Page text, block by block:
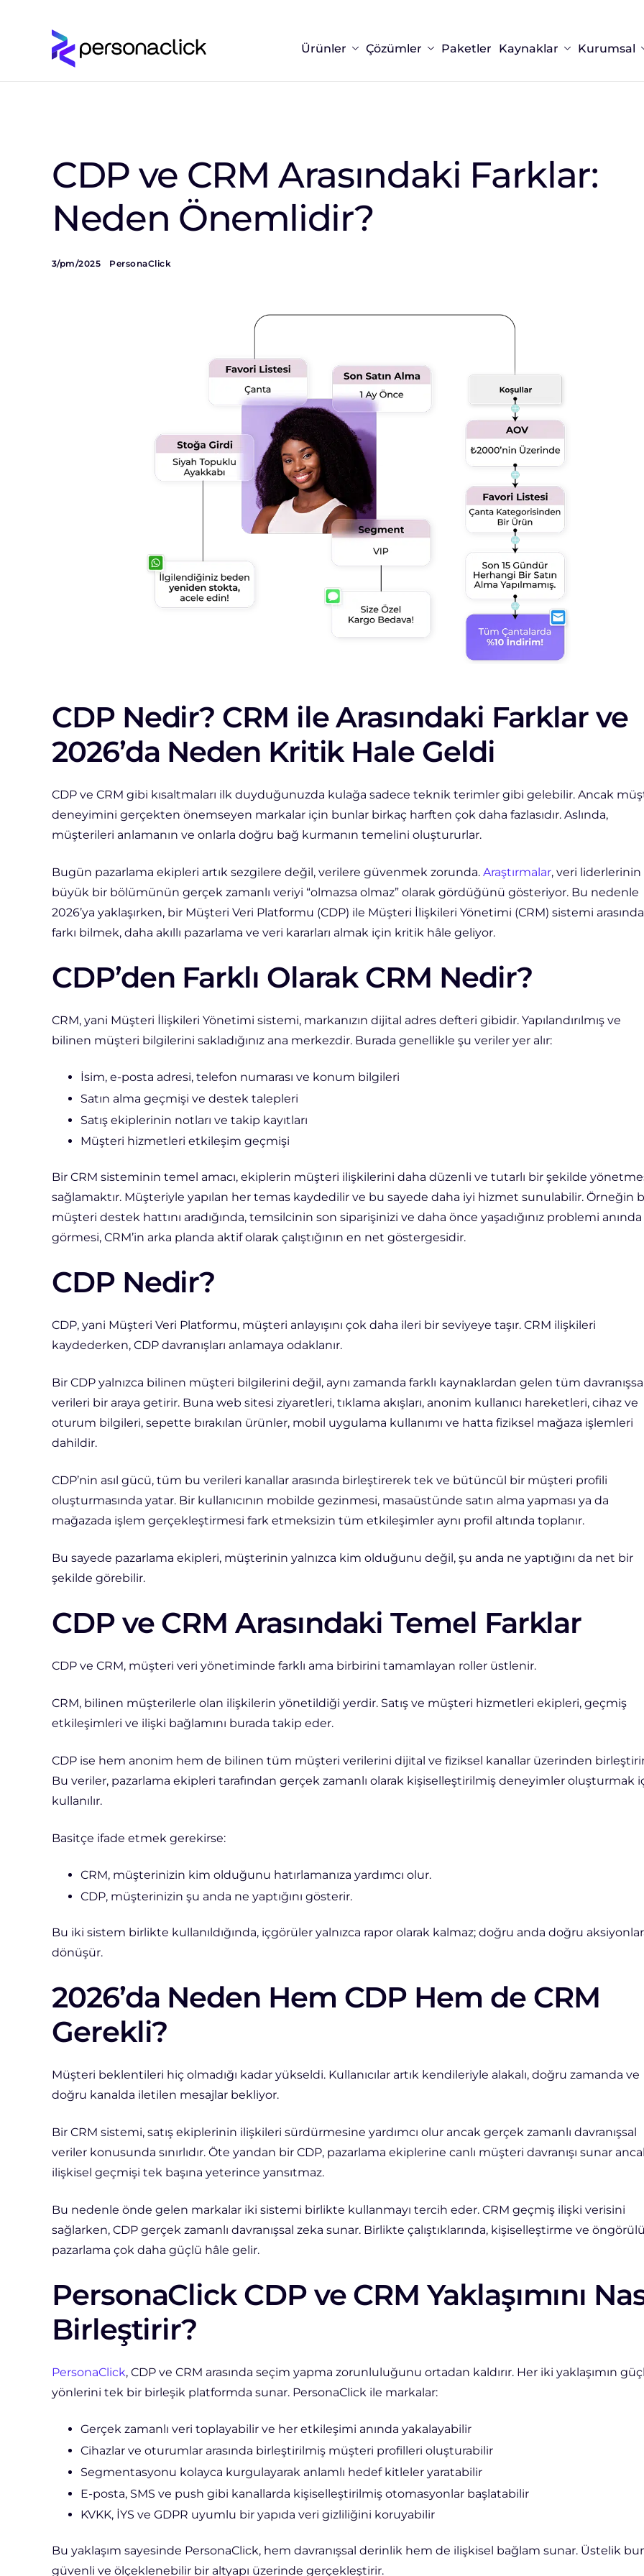
Ürünler Çözümler Paketler Kaynaklar Kurumsal
CDP ve CRM Arasındaki Farklar:
Neden Önemlidir?
3/pm/2025 PersonaClick
CDP Nedir? CRM ile Arasındaki Farklar ve
2026’da Neden Kritik Hale Geldi
CDP ve CRM gibi kısaltmaları ilk duyduğunuzda kulağa sadece teknik terimler gibi gelebilir. Ancak
deneyimini gerçekten önemseyen markalar için bunlar birkaç harften çok daha fazlasıdır. Aslında,
müşterileri anlamanın ve onlarla doğru bağ kurmanın temelini oluştururlar.
Bugün pazarlama ekipleri artık sezgilere değil, verilere güvenmek zorunda. Araştırmalar, veri liderlerinin
büyük bir bölümünün gerçek zamanlı veriyi “olmazsa olmaz” olarak gördüğünü gösteriyor. Bu nedenle
2026’ya yaklaşırken, bir Müşteri Veri Platformu (CDP) ile Müşteri İlişkileri Yönetimi (CRM) sistemi
farkı bilmek, daha akıllı pazarlama ve veri kararları almak için kritik hâle geliyor.
CDP’den Farklı Olarak CRM Nedir?
CRM, yani Müşteri İlişkileri Yönetimi sistemi, markanızın dijital adres defteri gibidir. Yapılandırılmış ve
bilinen müşteri bilgilerini sakladığınız ana merkezdir. Burada genellikle şu veriler yer alır:
İsim, e-posta adresi, telefon numarası ve konum bilgileri
Satın alma geçmişi ve destek talepleri
Satış ekiplerinin notları ve takip kayıtları
Müşteri hizmetleri etkileşim geçmişi
Bir CRM sisteminin temel amacı, ekiplerin müşteri ilişkilerini daha düzenli ve tutarlı bir şekilde
sağlamaktır. Müşteriyle yapılan her temas kaydedilir ve bu sayede daha iyi hizmet sunulabilir. Örneğin
müşteri destek hattını aradığında, temsilcinin son siparişinizi ve daha önce yaşadığınız problemi anında
görmesi, CRM’in arka planda aktif olarak çalıştığının en net göstergesidir.
CDP Nedir?
CDP, yani Müşteri Veri Platformu, müşteri anlayışını çok daha ileri bir seviyeye taşır. CRM ilişkileri
kaydederken, CDP davranışları anlamaya odaklanır.
Bir CDP yalnızca bilinen müşteri bilgilerini değil, aynı zamanda farklı kaynaklardan gelen tüm davranışsal
verileri bir araya getirir. Buna web sitesi ziyaretleri, tıklama akışları, anonim kullanıcı hareketleri, cihaz ve
oturum bilgileri, sepette bırakılan ürünler, mobil uygulama kullanımı ve hatta fiziksel mağaza işlemleri
dahildir.
CDP’nin asıl gücü, tüm bu verileri kanallar arasında birleştirerek tek ve bütüncül bir müşteri profili
oluşturmasında yatar. Bir kullanıcının mobilde gezinmesi, masaüstünde satın alma yapması ya da
mağazada işlem gerçekleştirmesi fark etmeksizin tüm etkileşimler aynı profil altında toplanır.
Bu sayede pazarlama ekipleri, müşterinin yalnızca kim olduğunu değil, şu anda ne yaptığını da net bir
şekilde görebilir.
CDP ve CRM Arasındaki Temel Farklar
CDP ve CRM, müşteri veri yönetiminde farklı ama birbirini tamamlayan roller üstlenir.
CRM, bilinen müşterilerle olan ilişkilerin yönetildiği yerdir. Satış ve müşteri hizmetleri ekipleri, geçmiş
etkileşimleri ve ilişki bağlamını burada takip eder.
CDP ise hem anonim hem de bilinen tüm müşteri verilerini dijital ve fiziksel kanallar üzerinden
Bu veriler, pazarlama ekipleri tarafından gerçek zamanlı olarak kişiselleştirilmiş deneyimler oluşturmak
kullanılır.
Basitçe ifade etmek gerekirse:
CRM, müşterinizin kim olduğunu hatırlamanıza yardımcı olur.
CDP, müşterinizin şu anda ne yaptığını gösterir.
Bu iki sistem birlikte kullanıldığında, içgörüler yalnızca rapor olarak kalmaz; doğru anda doğru
dönüşür.
2026’da Neden Hem CDP Hem de CRM
Gerekli?
Müşteri beklentileri hiç olmadığı kadar yükseldi. Kullanıcılar artık kendileriyle alakalı, doğru zamanda ve
doğru kanalda iletilen mesajlar bekliyor.
Bir CRM sistemi, satış ekiplerinin ilişkileri sürdürmesine yardımcı olur ancak gerçek zamanlı davranışsal
veriler konusunda sınırlıdır. Öte yandan bir CDP, pazarlama ekiplerine canlı müşteri davranışı sunar
ilişkisel geçmişi tek başına yeterince yansıtmaz.
Bu nedenle önde gelen markalar iki sistemi birlikte kullanmayı tercih eder. CRM geçmiş ilişki verisini
sağlarken, CDP gerçek zamanlı davranışsal zeka sunar. Birlikte çalıştıklarında, kişiselleştirme ve öngörülü
pazarlama çok daha güçlü hâle gelir.
PersonaClick CDP ve CRM Yaklaşımını
Birleştirir?
PersonaClick, CDP ve CRM arasında seçim yapma zorunluluğunu ortadan kaldırır. Her iki yaklaşımın
yönlerini tek bir birleşik platformda sunar. PersonaClick ile markalar:
Gerçek zamanlı veri toplayabilir ve her etkileşimi anında yakalayabilir
Cihazlar ve oturumlar arasında birleştirilmiş müşteri profilleri oluşturabilir
Segmentasyonu kolayca kurgulayarak anlamlı hedef kitleler yaratabilir
E-posta, SMS ve push gibi kanallarda kişiselleştirilmiş otomasyonlar başlatabilir
KVKK, İYS ve GDPR uyumlu bir yapıda veri gizliliğini koruyabilir
Bu yaklaşım sayesinde PersonaClick, hem davranışsal derinlik hem de ilişkisel bağlam sunar. Üstelik
güvenli ve ölçeklenebilir bir altyapı üzerinde gerçekleştirir.